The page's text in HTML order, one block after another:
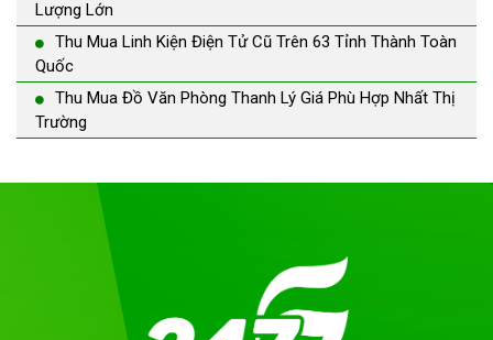
Lượng Lớn
Thu Mua Linh Kiện Điện Tử Cũ Trên 63 Tỉnh Thành Toàn
Quốc
Thu Mua Đồ Văn Phòng Thanh Lý Giá Phù Hợp Nhất Thị
Trường